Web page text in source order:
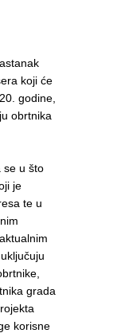
koji će
godine,
obrtnika
se u što
je
te u
grada
korisne